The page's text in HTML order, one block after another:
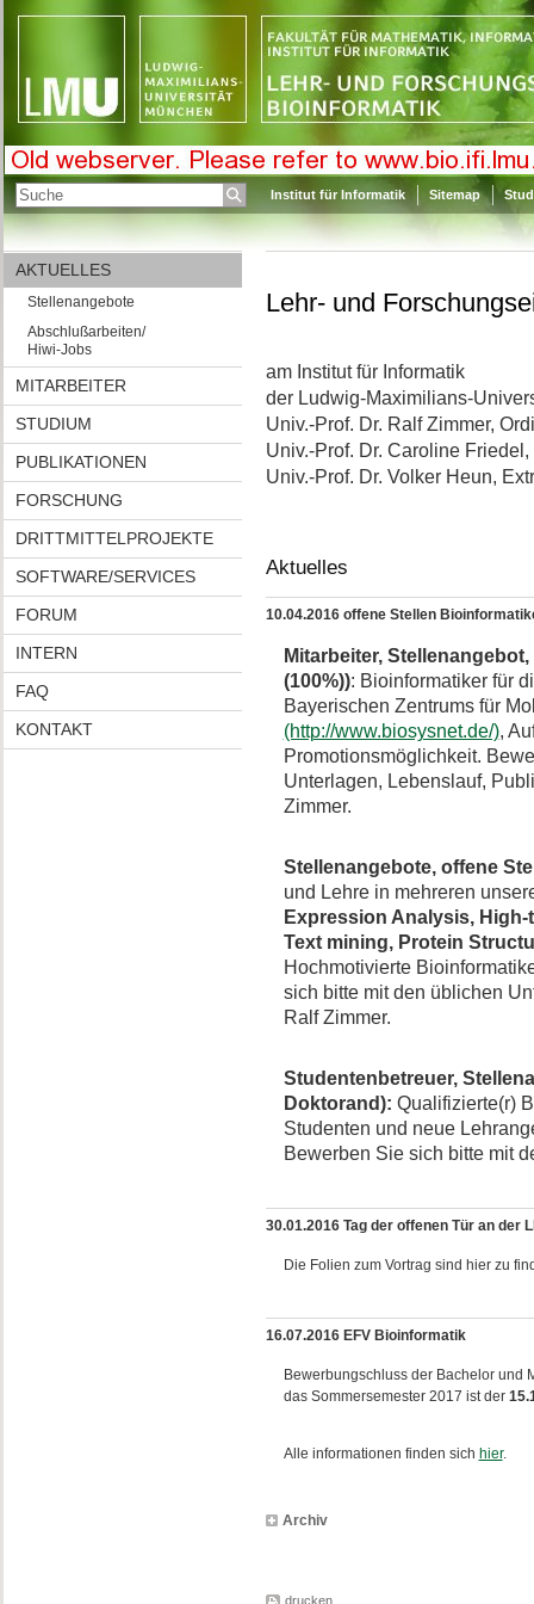
Institut für Informatik Sitemap
AKTUELLES
Stellenangebote
Abschlußarbeiten/
Hiwi-Jobs
MITARBEITER
STUDIUM
PUBLIKATIONEN
FORSCHUNG
DRITTMITTELPROJEKTE
SOFTWARE/SERVICES
FORUM
INTERN
FAQ
KONTAKT
Lehr- und
am Institut für Informatik
der Ludwig-Maximilians-
Univ.-Prof. Dr. Ralf Zimmer,
Univ.-Prof. Dr. Caroline
Univ.-Prof. Dr. Volker Heun,
Aktuelles
10.04.2016 offene Stellen
Mitarbeiter,
(100%)): Bioinformatiker für
Bayerischen Zentrums für
(http://www.biosysnet.de/),
Promotionsmöglichkeit.
Unterlagen, Lebenslauf,
Zimmer.
Stellenangebote, offene
und Lehre in mehreren
Expression Analysis,
Text mining, Protein
Hochmotivierte
sich bitte mit den üblichen
Ralf Zimmer.
Studentenbetreuer,
Doktorand): Qualifizierte(r)
Studenten und neue
Bewerben Sie sich bitte mit
30.01.2016 Tag der offenen Tür an der
Die Folien zum Vortrag sind hier zu
16.07.2016 EFV Bioinformatik
Bewerbungschluss der Bachelor und
das Sommersemester 2017 ist der
Alle informationen finden sich hier.
Archiv
drucken